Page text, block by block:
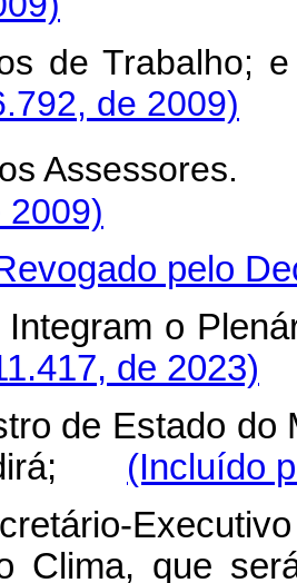
de
de 2009)
Assessores.
2009)
pelo
Integram o
de 2023)
de Estado do
(Incluído
Clima, que